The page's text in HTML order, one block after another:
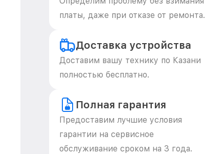
платы, даже при отказе от ремонта.
Доставка устройства
Доставим вашу технику по Казани
полностью бесплатно.
Полная гарантия
Предоставим лучшие условия
гарантии на сервисное
обслуживание сроком на 3 года.